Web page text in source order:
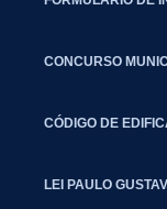
CONCURSO
CÓDIGO DE
LEI PAULO